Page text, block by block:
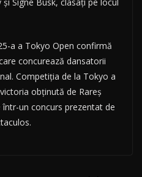
Signe Busk, clasați pe locul
a a Tokyo Open confirmă
concurează dansatorii
Competiția de la Tokyo a
obținută de Rareș
un concurs prezentat de